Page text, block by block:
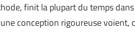
finit la plupart du temps
conception rigoureuse voient,